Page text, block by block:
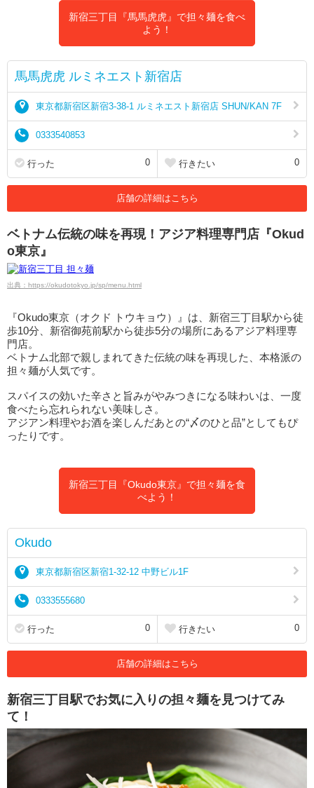
新宿三丁目『馬馬虎虎』で担々麺を食べ
よう！
馬馬虎虎 ルミネエスト新宿店
東京都新宿区新宿3-38-1 ルミネエスト新宿店 SHUN/KAN 7F
0333540853
行った 0 行きたい 0
店舗の詳細はこちら
ベトナム伝統の味を再現！アジア料理専門店『Okud
o東京』
出典：https://okudotokyo.jp/sp/menu.html
『Okudo東京（オクド トウキョウ）』は、新宿三丁目駅から徒
歩10分、新宿御苑前駅から徒歩5分の場所にあるアジア料理専
門店。
ベトナム北部で親しまれてきた伝統の味を再現した、本格派の
担々麺が人気です。
スパイスの効いた辛さと旨みがやみつきになる味わいは、一度
食べたら忘れられない美味しさ。
アジアン料理やお酒を楽しんだあとの“〆のひと品”としてもぴ
ったりです。
新宿三丁目『Okudo東京』で担々麺を食
べよう！
Okudo
東京都新宿区新宿1-32-12 中野ビル1F
0333555680
行った 0 行きたい 0
店舗の詳細はこちら
新宿三丁目駅でお気に入りの担々麺を見つけてみ
て！